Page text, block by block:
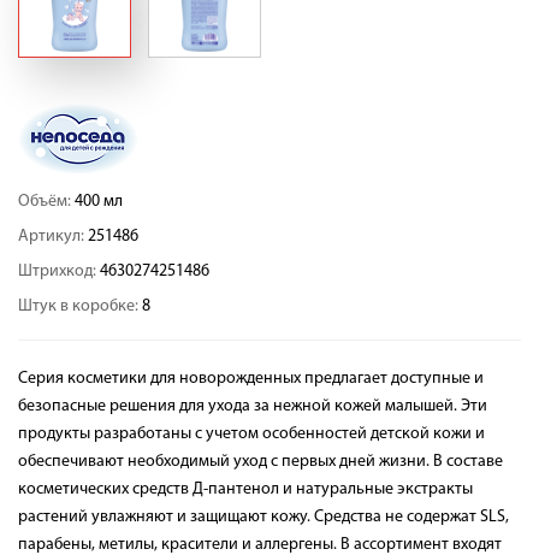
Объём: 400 мл
Артикул: 251486
Штрихкод: 4630274251486
Штук в коробке: 8
Серия косметики для новорожденных предлагает доступные и
безопасные решения для ухода за нежной кожей малышей. Эти
продукты разработаны с учетом особенностей детской кожи и
обеспечивают необходимый уход с первых дней жизни. В составе
косметических средств Д-пантенол и натуральные экстракты
растений увлажняют и защищают кожу. Средства не содержат SLS,
парабены, метилы, красители и аллергены. В ассортимент входят